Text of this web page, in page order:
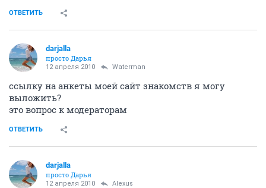
ОТВЕТИТЬ
darjalla
просто Дарья
12 апреля 2010 Waterman
ссылку на анкеты моей сайт знакомств я могу
выложить?
это вопрос к модераторам
ОТВЕТИТЬ
darjalla
просто Дарья
12 апреля 2010 Alexus